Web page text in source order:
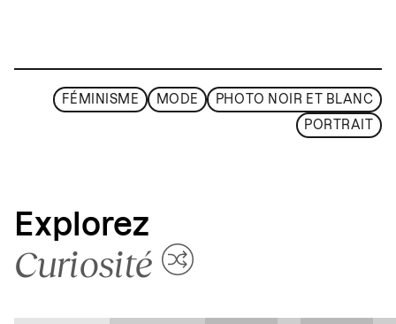
FÉMINISME MODE PHOTO NOIR ET BLANC
PORTRAIT
Explorez
Curiosité